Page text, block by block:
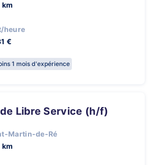
km
heure
€
1 mois d'expérience
de Libre Service (h/f)
Martin-de-Ré
km